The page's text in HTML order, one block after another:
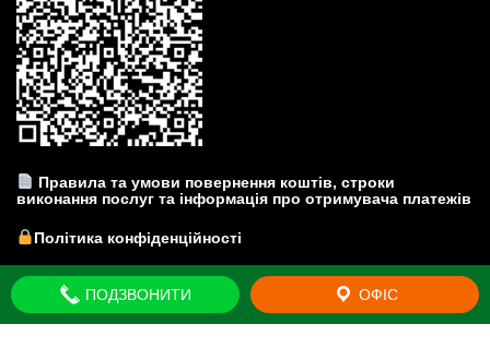
Правила та умови повернення коштів, строки
виконання послуг та інформація про отримувача платежів
Політика конфіденційності
Прайс-лист на юридичні послуги
ПОДЗВОНИТИ
ОФІС